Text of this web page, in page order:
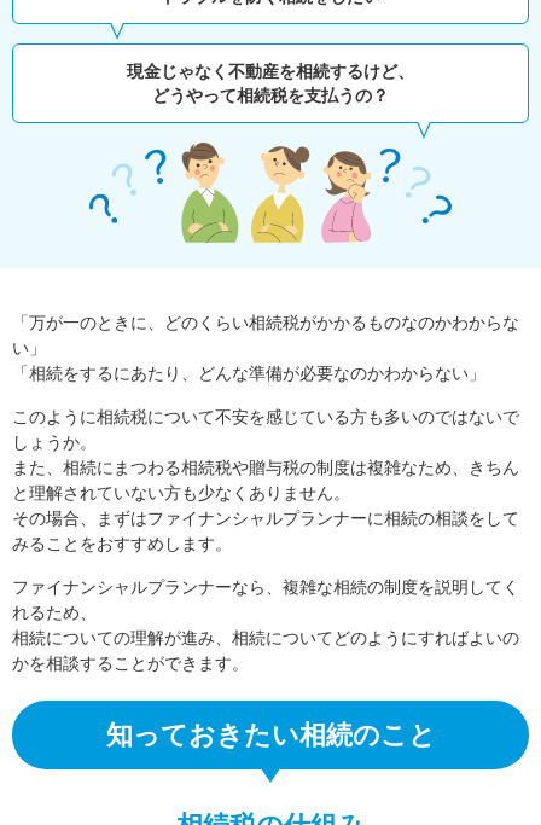
現金じゃなく不動産を相続するけど、
どうやって相続税を支払うの？
「万が一のときに、どのくらい相続税がかかるものなのかわからな
い」
「相続をするにあたり、どんな準備が必要なのかわからない」
このように相続税について不安を感じている方も多いのではないで
しょうか。
また、相続にまつわる相続税や贈与税の制度は複雑なため、きちん
と理解されていない方も少なくありません。
その場合、まずはファイナンシャルプランナーに相続の相談をして
みることをおすすめします。
ファイナンシャルプランナーなら、複雑な相続の制度を説明してく
れるため、
相続についての理解が進み、相続についてどのようにすればよいの
かを相談することができます。
知っておきたい相続のこと